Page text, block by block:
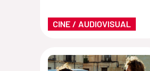
CINE / AUDIOVISUAL